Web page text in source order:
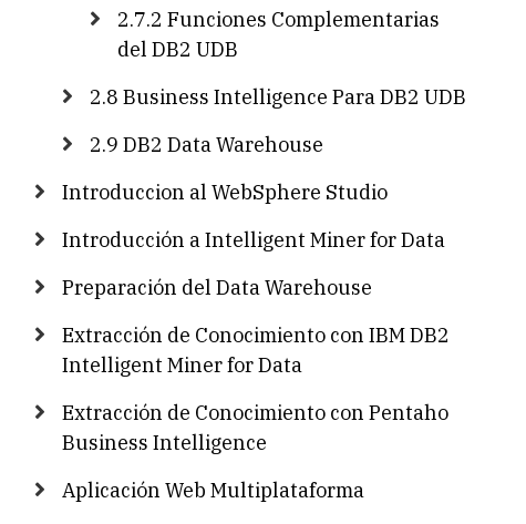
2.7.2 Funciones Complementarias
del DB2 UDB
2.8 Business Intelligence Para DB2 UDB
2.9 DB2 Data Warehouse
Introduccion al WebSphere Studio
Introducción a Intelligent Miner for Data
Preparación del Data Warehouse
Extracción de Conocimiento con IBM DB2
Intelligent Miner for Data
Extracción de Conocimiento con Pentaho
Business Intelligence
Aplicación Web Multiplataforma